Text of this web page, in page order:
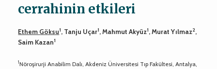
cerrahinin etkileri
Ethem Göksu1, Tanju Uçar1, Mahmut Akyüz1, Murat Yılmaz2,
Saim Kazan1
1Nöroşirurji Anabilim Dalı, Akdeniz Üniversitesi Tıp Fakültesi, Antalya,